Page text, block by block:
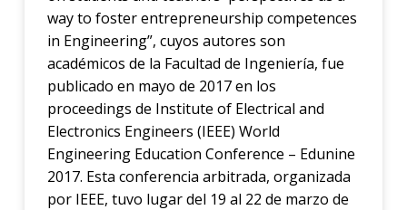
way to foster entrepreneurship competences
in Engineering”, cuyos autores son
académicos de la Facultad de Ingeniería, fue
publicado en mayo de 2017 en los
proceedings de Institute of Electrical and
Electronics Engineers (IEEE) World
Engineering Education Conference – Edunine
2017. Esta conferencia arbitrada, organizada
por IEEE, tuvo lugar del 19 al 22 de marzo de